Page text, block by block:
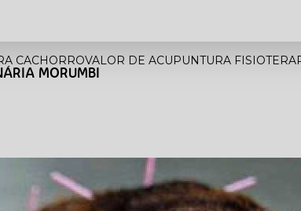
CACHORROVALOR DE ACUPUNTURA
MORUMBI